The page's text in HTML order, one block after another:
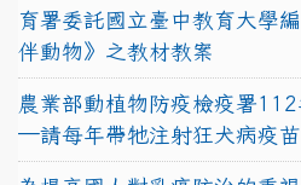
育署委託國立臺中教育大學
伴動物》之教材教案
農業部動植物防疫檢疫署
—請每年帶牠注射狂犬病疫